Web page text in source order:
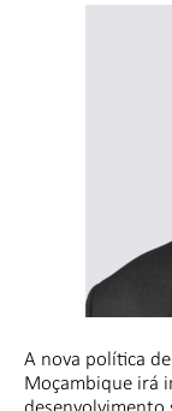
A nova política
Moçambique irá